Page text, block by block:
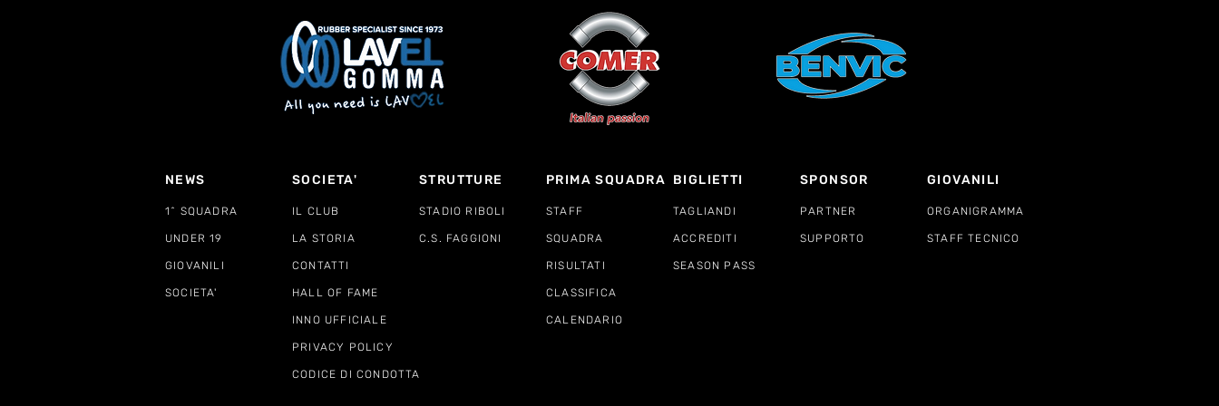
NEWS SOCIETA' STRUTTURE PRIMA SQUADRA BIGLIETTI SPONSOR
1^ SQUADRA IL CLUB STADIO RIBOLI STAFF TAGLIANDI PARTNER
UNDER 19 LA STORIA C.S. FAGGIONI SQUADRA ACCREDITI SUPPORTO
GIOVANILI CONTATTI
SOCIETA' HALL OF FAME
INNO UFFICIALE
RISULTATI SEASON PASS
CLASSIFICA
CALENDARIO
GIOVANILI
ORGANIGRAMMA
STAFF TECNICO
PRIVACY POLICY
CODICE DI CONDOTTA